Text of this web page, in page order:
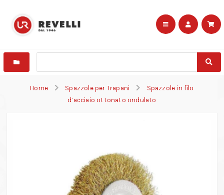
Home Spazzole per Trapani
Spazzole in filo
d’acciaio ottonato ondulato